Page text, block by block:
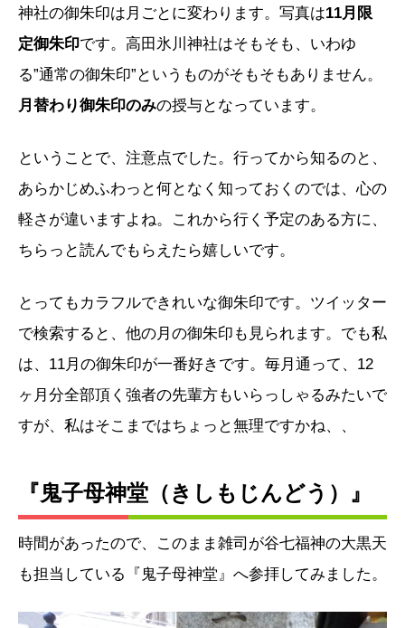
神社の御朱印は月ごとに変わります。写真は11月限
定御朱印です。高田氷川神社はそもそも、いわゆ
る”通常の御朱印”というものがそもそもありません。
月替わり御朱印のみの授与となっています。
ということで、注意点でした。行ってから知るのと、
あらかじめふわっと何となく知っておくのでは、心の
軽さが違いますよね。これから行く予定のある方に、
ちらっと読んでもらえたら嬉しいです。
とってもカラフルできれいな御朱印です。ツイッター
で検索すると、他の月の御朱印も見られます。でも私
は、11月の御朱印が一番好きです。毎月通って、12
ヶ月分全部頂く強者の先輩方もいらっしゃるみたいで
すが、私はそこまではちょっと無理ですかね、、
『鬼子母神堂（きしもじんどう）』
時間があったので、このまま雑司が谷七福神の大黒天
も担当している『鬼子母神堂』へ参拝してみました。